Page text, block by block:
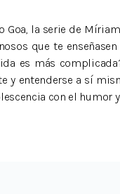
la serie de
que te
es más
entenderse a sí
con el humor